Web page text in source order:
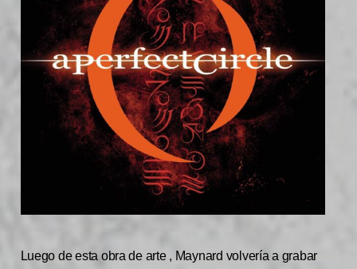
Luego de esta obra de arte , Maynard volvería a grabar